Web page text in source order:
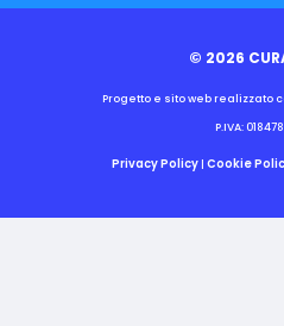
© 2026
Progetto e sito web realizzato
P.IVA:
Privacy Policy Cookie